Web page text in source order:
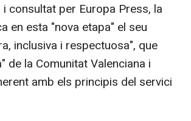
consultat per Europa Press, la
en esta "nova etapa" el seu
inclusiva i respectuosa", que
la Comunitat Valenciana i
amb els principis del servici